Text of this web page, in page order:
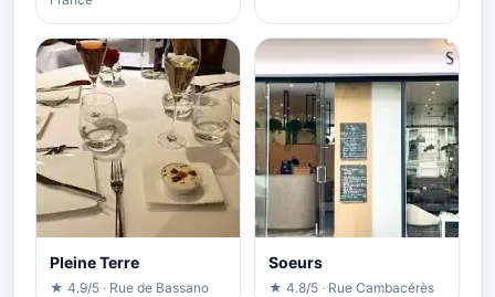
Pleine Terre
★ 4.9/5 · Rue de Bassano
Soeurs
★ 4.8/5 · Rue Cambacérès